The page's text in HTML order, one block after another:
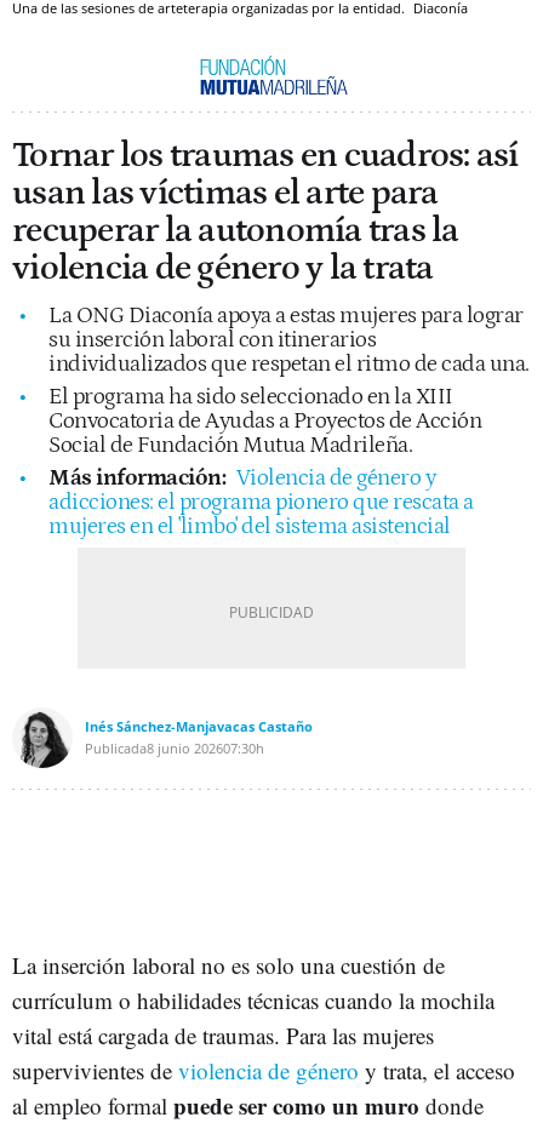
Una de las sesiones de arteterapia organizadas por la entidad. Diaconía
Tornar los traumas en cuadros: así
usan las víctimas el arte para
recuperar la autonomía tras la
violencia de género y la trata
La ONG Diaconía apoya a estas mujeres para lograr
su inserción laboral con itinerarios
individualizados que respetan el ritmo de cada una.
El programa ha sido seleccionado en la XIII
Convocatoria de Ayudas a Proyectos de Acción
Social de Fundación Mutua Madrileña.
Más información: Violencia de género y
adicciones: el programa pionero que rescata a
mujeres en el 'limbo' del sistema asistencial
Inés Sánchez-Manjavacas Castaño
Publicada8 junio 202607:30h
La inserción laboral no es solo una cuestión de
currículum o habilidades técnicas cuando la mochila
vital está cargada de traumas. Para las mujeres
supervivientes de violencia de género y trata, el acceso
al empleo formal puede ser como un muro donde